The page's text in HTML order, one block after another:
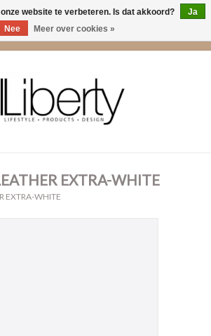
EXTRA-WHITE
EXTRA-WHITE
website te verbeteren. Is dat akkoord?
Ja
Nee
Meer over cookies »